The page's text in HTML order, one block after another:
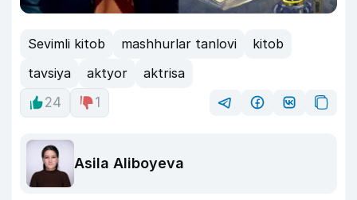
Sevimli kitob mashhurlar tanlovi
kitob
tavsiya
aktyor
aktrisa
24
1
Asila Aliboyeva